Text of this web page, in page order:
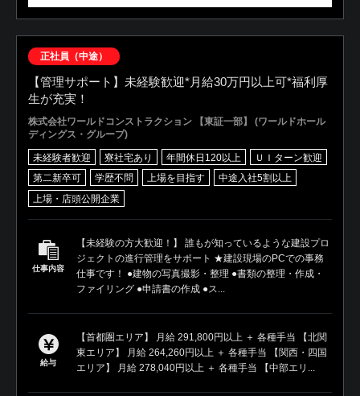
正社員（中途）
【管理サポート】未経験歓迎*月給30万円以上可*福利厚
生が充実！
株式会社ワールドコンストラクション 【東証一部】 (ワールドホール
ディングス・グループ)
未経験者歓迎 寮社宅あり 年間休日120以上
ＵＩターン歓迎
第二新卒可
学歴不問 上場を目指す
中途入社5割以上
上場・店頭公開企業
仕事内容
【未経験の方大歓迎！】 誰もが知っているような建設プロ
ジェクトの進行管理をサポート ★建設現場のPCでの事務
仕事です！ ●建物の写真撮影・整理 ●書類の整理・作成・
ファイリング ●申請書の作成 ●ス...
給与
【首都圏エリア】 月給 291,800円以上 ＋ 各種手当 【北関
東エリア】 月給 264,260円以上 ＋ 各種手当 【関西・四国
エリア】 月給 278,040円以上 ＋ 各種手当 【中部エリ...